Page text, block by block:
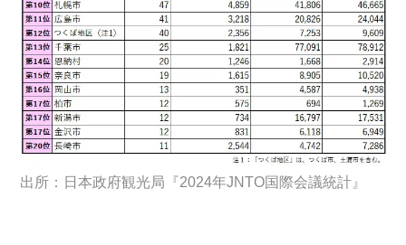
出所：日本政府観光局『2024年JNTO国際会議統計』